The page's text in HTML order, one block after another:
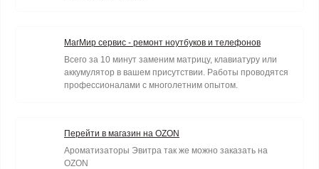
МагМир сервис - ремонт ноутбуков и телефонов
Всего за 10 минут заменим матрицу, клавиатуру или
аккумулятор в вашем присутствии. Работы проводятся
профессионалами с многолетним опытом.
Перейти в магазин на OZON
Ароматизаторы Эвитра так же можно заказать на
OZON